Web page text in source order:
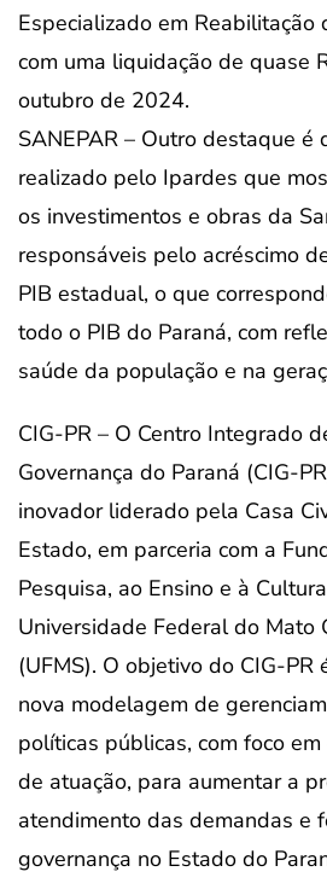
Especializado em Reabilitação
com uma liquidação de quase
outubro de 2024.
SANEPAR – Outro destaque é
realizado pelo Ipardes que
os investimentos e obras da
responsáveis pelo acréscimo
PIB estadual, o que
todo o PIB do Paraná, com
saúde da população e na
CIG-PR – O Centro Integrado
Governança do Paraná (CIG-
inovador liderado pela Casa
Estado, em parceria com a
Pesquisa, ao Ensino e à
Universidade Federal do Mato
(UFMS). O objetivo do CIG-PR
nova modelagem de
políticas públicas, com foco
de atuação, para aumentar a
atendimento das demandas e
governança no Estado do